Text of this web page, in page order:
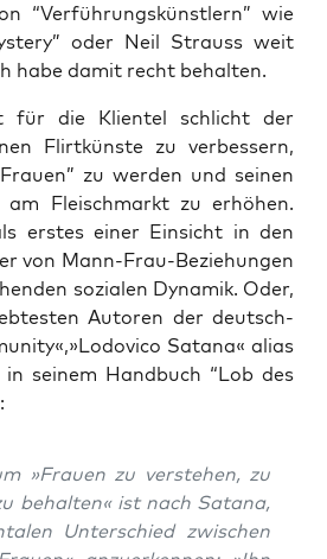
“Ver­füh­rungs­künst­lern” wie
oder Neil Strauss weit
habe damit recht behalten.
für die Kli­en­tel schlicht der
Flirt­küns­te zu ver­bes­sern,
zu wer­den und sei­nen
Fleisch­markt zu erhö­hen.
ers­tes einer Ein­sicht in den
von Mann-Frau-Bezie­hun­gen
sozia­len Dyna­mik. Oder,
Autoren der deutsch­
Sata­na« ali­as
in sei­nem Hand­buch “Lob des
»Frau­en zu ver­ste­hen, zu
behal­ten« ist nach Sata­na,
Unter­schied zwi­schen